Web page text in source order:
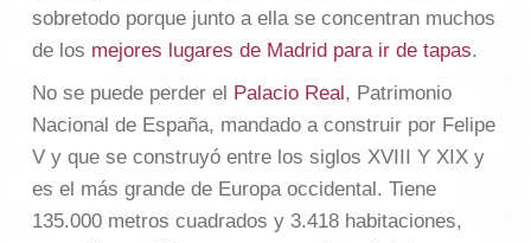
sobretodo porque junto a ella se concentran muchos
de los mejores lugares de Madrid para ir de tapas.
No se puede perder el
Palacio Real , Patrimonio
Nacional de España, mandado a construir por Felipe
V y que se construyó entre los siglos XVIII Y XIX y
es el más grande de Europa occidental. Tiene
135.000 metros cuadrados y 3.418 habitaciones,